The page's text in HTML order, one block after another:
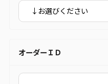
オーダーＩＤ